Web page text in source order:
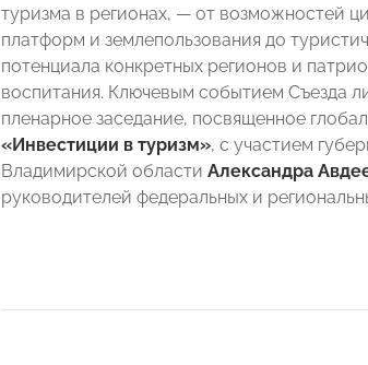
туризма в регионах, — от возможностей
платформ и землепользования до
потенциала конкретных регионов и
воспитания. Ключевым событием Съезда
пленарное заседание, посвященное
«Инвестиции в туризм», с участием
Владимирской области Александра
руководителей федеральных и